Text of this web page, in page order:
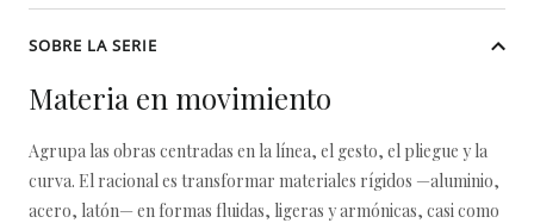
SOBRE LA SERIE
Materia en movimiento
Agrupa las obras centradas en la línea, el gesto, el pliegue y la
curva. El racional es transformar materiales rígidos —aluminio,
acero, latón— en formas fluidas, ligeras y armónicas, casi como